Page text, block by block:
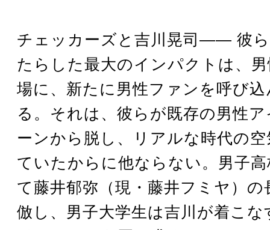
チェッカーズと吉川晃司―― 彼
たらした最大のインパクトは、
場に、新たに男性ファンを呼び
る。それは、彼らが既存の男性
ーンから脱し、リアルな時代の
ていたからに他ならない。男子
て藤井郁弥（現・藤井フミヤ）の
倣し、男子大学生は吉川が着こ